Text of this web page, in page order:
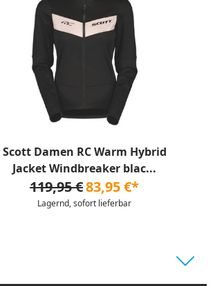
Scott Damen RC Warm Hybrid
Jacket Windbreaker blac...
119,95 €83,95 €*
Lagernd, sofort lieferbar